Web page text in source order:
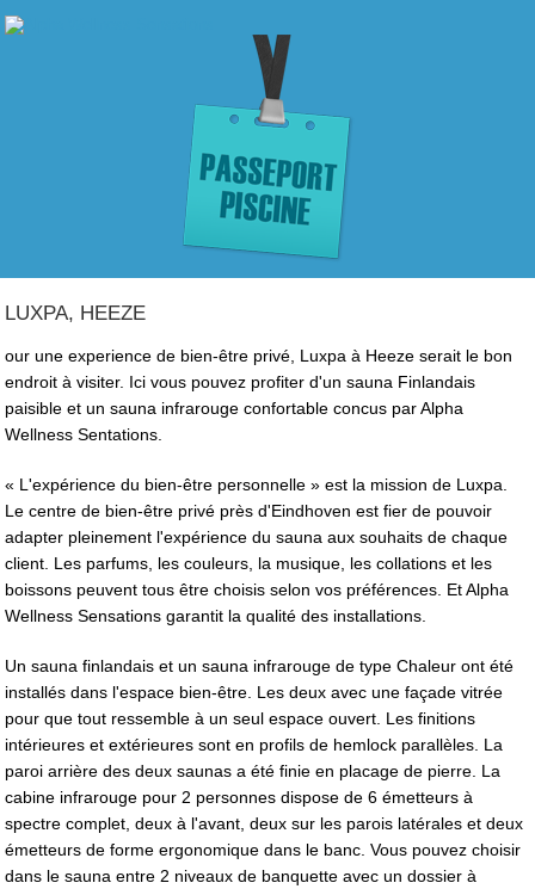
LUXPA, HEEZE
our une experience de bien-être privé, Luxpa à Heeze serait le bon
endroit à visiter. Ici vous pouvez profiter d'un sauna Finlandais
paisible et un sauna infrarouge confortable concus par Alpha
Wellness Sentations.
« L'expérience du bien-être personnelle » est la mission de Luxpa.
Le centre de bien-être privé près d'Eindhoven est fier de pouvoir
adapter pleinement l'expérience du sauna aux souhaits de chaque
client. Les parfums, les couleurs, la musique, les collations et les
boissons peuvent tous être choisis selon vos préférences. Et Alpha
Wellness Sensations garantit la qualité des installations.
Un sauna finlandais et un sauna infrarouge de type Chaleur ont été
installés dans l'espace bien-être. Les deux avec une façade vitrée
pour que tout ressemble à un seul espace ouvert. Les finitions
intérieures et extérieures sont en profils de hemlock parallèles. La
paroi arrière des deux saunas a été finie en placage de pierre. La
cabine infrarouge pour 2 personnes dispose de 6 émetteurs à
spectre complet, deux à l'avant, deux sur les parois latérales et deux
émetteurs de forme ergonomique dans le banc. Vous pouvez choisir
dans le sauna entre 2 niveaux de banquette avec un dossier à